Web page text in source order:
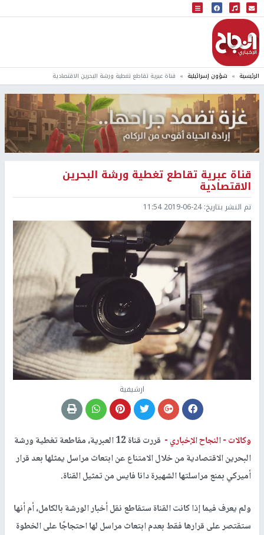
البث المباشر
إذاعة النجاح
الرئيسية شؤون إسرائيلية قناة عبرية تقاطع تغطية ورشة البحرين الاقتصادية
قناة عبرية تقاطع تغطية ورشة البحرين
الاقتصادية
تم النشر بتاريخ:2019-06-24 11:54
ارشيفية
وكالات -النجاح الإخباري -
قررت قناة 12 العبرية، مقاطعة تغطية ورشة
البحرين الاقتصادية من خلال الامتناع عن ابتعاث مراسل يمثلها بعد قرار
أميركي بمنع مراسلتها الشهيرة دانا فايس من تمثيل القناة.
ولم يعرف فيما إذا كانت القناة ستقاطع نقل أخبار الورشة بالكامل، أم أنها
ستقتصر على قرارها فقط بعدم ابتعاث مراسل لها احتجاجًا على الخطوة